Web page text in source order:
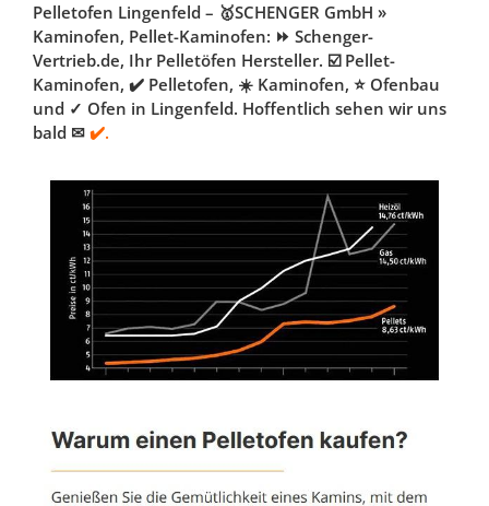
Pelletofen Lingenfeld – 🥇SCHENGER GmbH »
Kaminofen, Pellet-Kaminofen: ⏩ Schenger-
Vertrieb.de, Ihr Pelletöfen Hersteller. ☑️ Pellet-
Kaminofen, ✔️ Pelletofen, ☀️ Kaminofen, ⭐ Ofenbau
und ✓ Ofen in Lingenfeld. Hoffentlich sehen wir uns
bald ✉ ✔️.